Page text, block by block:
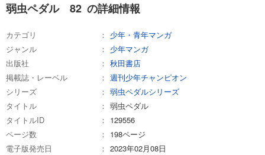
弱虫ペダル 82 の詳細情報
カテゴリ
少年・青年マンガ
ジャンル
少年マンガ
出版社
秋田書店
掲載誌・レーベル
週刊少年チャンピオン
シリーズ
弱虫ペダルシリーズ
タイトル
弱虫ペダル
タイトルID
129556
ページ数
198ページ
電子版発売日
2023年02月08日